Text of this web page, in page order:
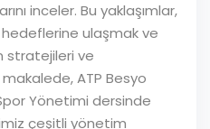
inceler. Bu yaklaşımlar,
hedeflerine ulaşmak ve
stratejileri ve
ATP Besyo
Yönetimi dersinde
çeşitli yönetim